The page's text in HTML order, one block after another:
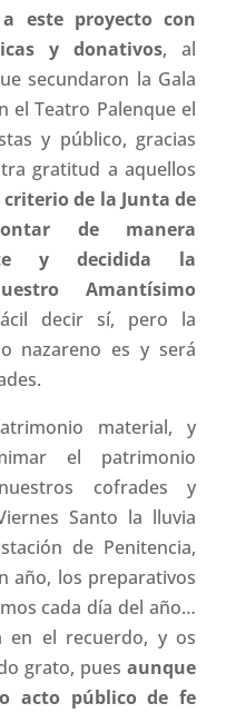
este proyecto con
y donativos, al
secundaron la Gala
el Teatro Palenque el
y público, gracias
gratitud a aquellos
de la Junta de
de manera
y decidida la
Amantísimo
decir sí, pero la
nazareno es y será
material, y
el patrimonio
cofrades y
Santo la lluvia
de Penitencia,
año, los preparativos
cada día del año…
en el recuerdo, y os
grato, puesaunque
acto público de fe